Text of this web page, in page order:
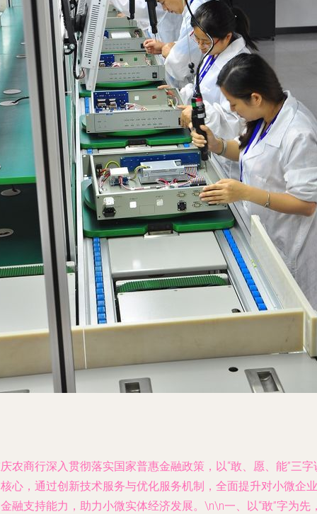
农商行深入贯彻落实国家普惠金融政策，以“敢、愿、能”三字
心，通过创新技术服务与优化服务机制，全面提升对小微企业
融支持能力，助力小微实体经济发展。\n\n一、以“敢”字为先